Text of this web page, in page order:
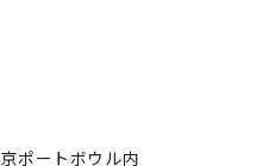
ポートボウル内